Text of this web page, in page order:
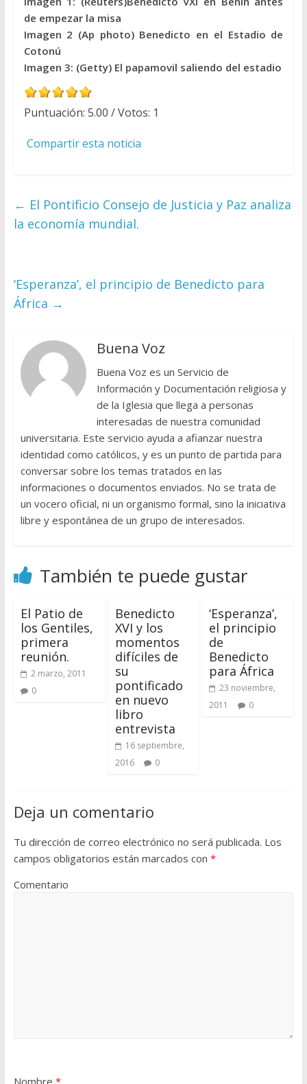
de empezar la misa
Imagen 2 (Ap photo) Benedicto en el Estadio de
Cotonú
Imagen 3: (Getty) El papamovil saliendo del estadio
Puntuación: 5.00 / Votos: 1
Compartir esta noticia
← El Pontificio Consejo de Justicia y Paz analiza
la economía mundial.
‘Esperanza’, el principio de Benedicto para
África →
Buena Voz
Buena Voz es un Servicio de
Información y Documentación religiosa y
de la Iglesia que llega a personas
interesadas de nuestra comunidad
universitaria. Este servicio ayuda a afianzar nuestra
identidad como católicos, y es un punto de partida para
conversar sobre los temas tratados en las
informaciones o documentos enviados. No se trata de
un vocero oficial, ni un organismo formal, sino la iniciativa
libre y espontánea de un grupo de interesados.
También te puede gustar
El Patio de
los Gentiles,
primera
reunión.
2 marzo, 2011
0
Benedicto
XVI y los
momentos
difíciles de
su
pontificado
en nuevo
libro
entrevista
16 septiembre,
2016
0
‘Esperanza’,
el principio
de
Benedicto
para África
23 noviembre,
2011
0
Deja un comentario
Tu dirección de correo electrónico no será publicada. Los
campos obligatorios están marcados con *
Comentario
Nombre *